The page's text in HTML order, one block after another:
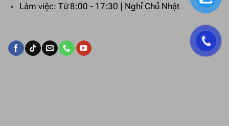
Làm việc: Từ 8:00 - 17:30 | Nghỉ Chủ Nhật